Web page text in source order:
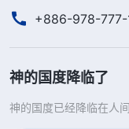
之物的本分。另
一生不管你生在什
你总得明白点人生
+886-978-777-
神的国度降临了
神的国度已经降临在人